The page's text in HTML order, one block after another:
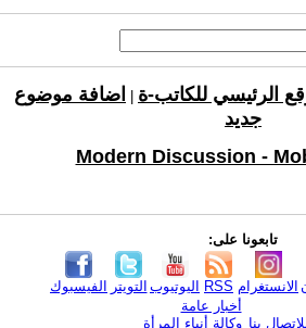
الرئيسي للكاتب-ة
اضافة موضوع
جديد
Modern Discussion -
تابعونا على:
الفيسبوك التويتر اليوتيوب RSS الانستغرام
بنا
أخبار عامة
وكالة أنباء المرأة